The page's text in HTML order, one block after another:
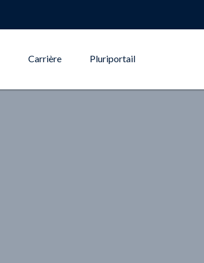
Carrière Pluriportail